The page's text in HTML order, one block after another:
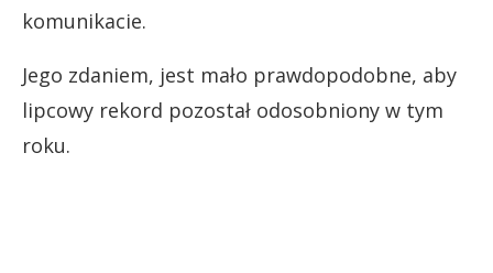
komunikacie.
Jego zdaniem, jest mało prawdopodobne, aby
lipcowy rekord pozostał odosobniony w tym
roku.